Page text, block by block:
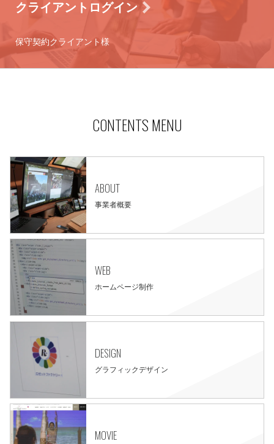
クライアントログイン
保守契約クライアント様
CONTENTS MENU
ABOUT
事業者概要
WEB
ホームページ制作
DESIGN
グラフィックデザイン
MOVIE